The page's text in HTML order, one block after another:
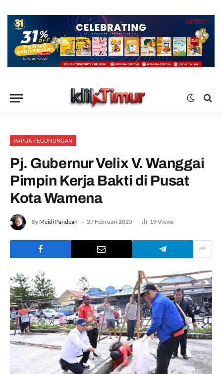
PAPUA PEGUNUNGAN
Pj. Gubernur Velix V. Wanggai
Pimpin Kerja Bakti di Pusat
Kota Wamena
By Meidi Pandean 27 Februari 2025 19Views